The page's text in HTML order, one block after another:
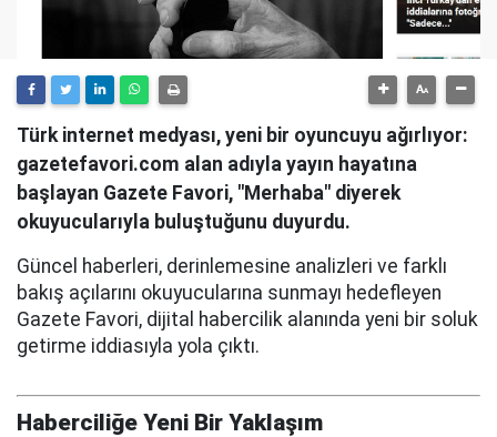
Türk internet medyası, yeni bir oyuncuyu ağırlıyor:
gazetefavori.com alan adıyla yayın hayatına
başlayan Gazete Favori, "Merhaba" diyerek
okuyucularıyla buluştuğunu duyurdu.
Güncel haberleri, derinlemesine analizleri ve farklı
bakış açılarını okuyucularına sunmayı hedefleyen
Gazete Favori, dijital habercilik alanında yeni bir soluk
getirme iddiasıyla yola çıktı.
Haberciliğe Yeni Bir Yaklaşım